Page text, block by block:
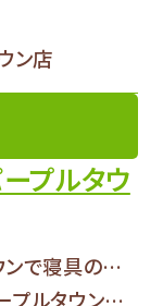
ン店
プルタウ
内容：鳥取県倉吉の市パープルタウンで寝具の販売...
住所：鳥取県倉吉市山根557-1 パープルタウン本館２階